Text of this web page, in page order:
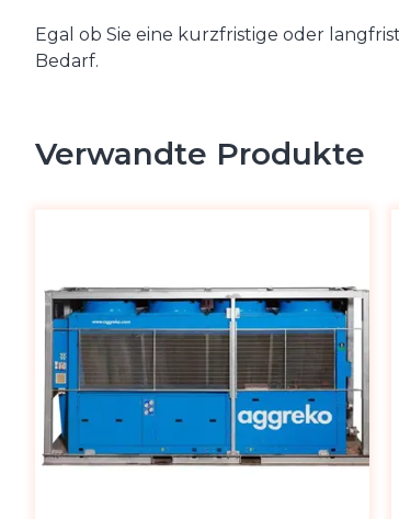
Egal ob Sie eine kurzfristige oder
Bedarf.
Verwandte Produkte